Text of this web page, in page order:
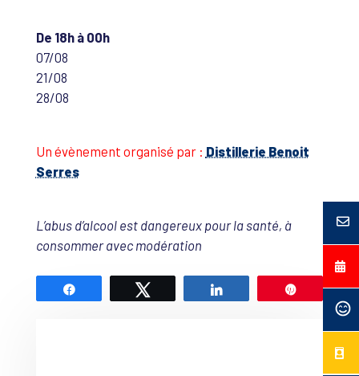
De 18h à 00h
07/08
21/08
28/08
Un évènement organisé par : Distillerie Benoit
Serres
L’abus d’alcool est dangereux pour la santé, à
consommer avec modération
Épingle